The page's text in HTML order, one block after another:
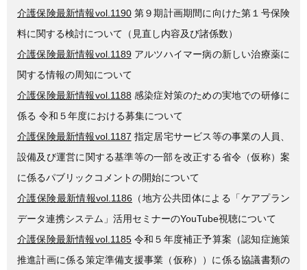
介護保険最新情報vol.1190第９期計画期間に向けた第１号保険
料に関する検討について（見直し内容及び諸係数）
介護保険最新情報vol.1189アルツハイマー病の新しい治療薬に
関する情報の周知について
介護保険最新情報vol.1188 感染症対策のための実地での研修に
係る 令和５年度における募集について
介護保険最新情報vol.1187 指定居宅サービス等の事業の人員、
設備及び運営に関する基準等の一部を改正する省令（仮称）案
に係るパブリックコメントの開始について
介護保険最新情報vol.1186 （地方公共団体による「ケアプラン
データ連携システム」活用セミナーのYouTube視聴について
介護保険最新情報vol.1185令和５年度補正予算案（認知症施策
推進計画に係る策定準備支援事業（仮称））に係る協議書類の